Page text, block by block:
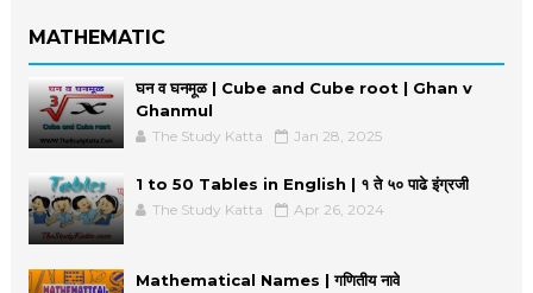
MATHEMATIC
घन व घनमूळ | Cube and Cube root | Ghan v
Ghanmul
The Study Katta Jan 28, 2025
1 to 50 Tables in English | १ ते ५० पाढे इंग्रजी
The Study Katta Apr 26, 2024
Mathematical Names | गणितीय नावे